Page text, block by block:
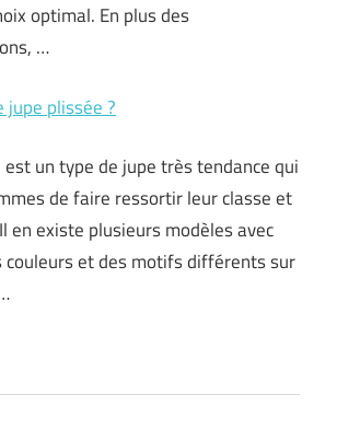
optimal. En plus des
…
jupe plissée ?
est un type de jupe très tendance qui
de faire ressortir leur classe et
en existe plusieurs modèles avec
couleurs et des motifs différents sur